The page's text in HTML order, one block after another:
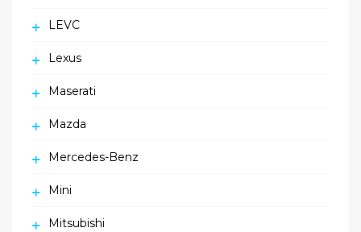
LEVC
Lexus
Maserati
Mazda
Mercedes-Benz
Mini
Mitsubishi